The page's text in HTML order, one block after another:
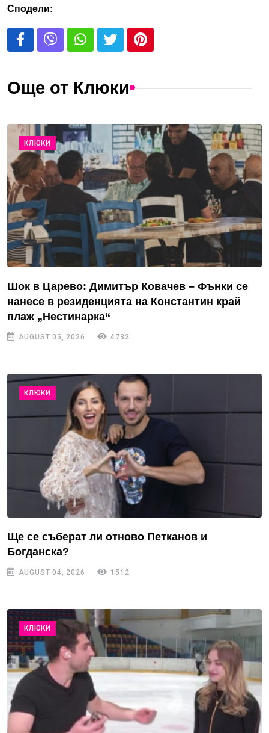
Сподели:
Още от Клюки
КЛЮКИ
Шок в Царево: Димитър Ковачев – Фънки се
нанесе в резиденцията на Константин край
плаж „Нестинарка“
AUGUST 05, 2026 4732
КЛЮКИ
Ще се съберат ли отново Петканов и
Богданска?
AUGUST 04, 2026 1512
КЛЮКИ